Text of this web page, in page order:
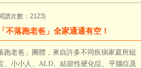
讀次數：2123)
不落跑老爸」全家通通有空！
老爸」團體，來自許多不同疾病家庭所組
、小小人、ALD、結節性硬化症、平腦症及